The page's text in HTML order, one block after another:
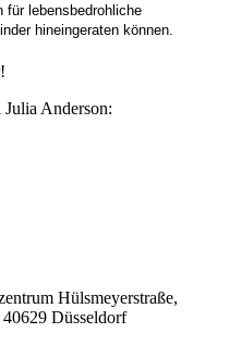
für lebensbedrohliche
hineingeraten können.
Anderson:
Hülsmeyerstraße,
Düsseldorf